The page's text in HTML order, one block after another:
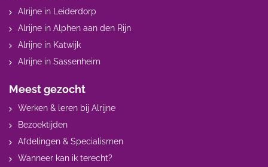
Alrijne in Leiderdorp
Alrijne in Alphen aan den Rijn
Alrijne in Katwijk
Alrijne in Sassenheim
Meest gezocht
Werken & leren bij Alrijne
Bezoektijden
Afdelingen & Specialismen
Wanneer kan ik terecht?